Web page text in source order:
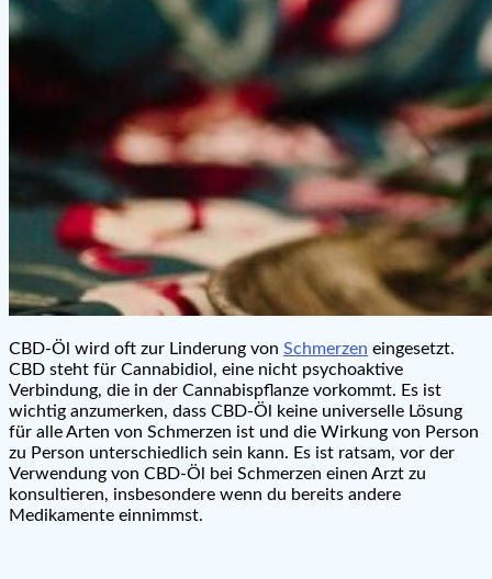
CBD-Öl wird oft zur Linderung von Schmerzen eingesetzt.
CBD steht für Cannabidiol, eine nicht psychoaktive
Verbindung, die in der Cannabispflanze vorkommt. Es ist
wichtig anzumerken, dass CBD-Öl keine universelle Lösung
für alle Arten von Schmerzen ist und die Wirkung von Person
zu Person unterschiedlich sein kann. Es ist ratsam, vor der
Verwendung von CBD-Öl bei Schmerzen einen Arzt zu
konsultieren, insbesondere wenn du bereits andere
Medikamente einnimmst.